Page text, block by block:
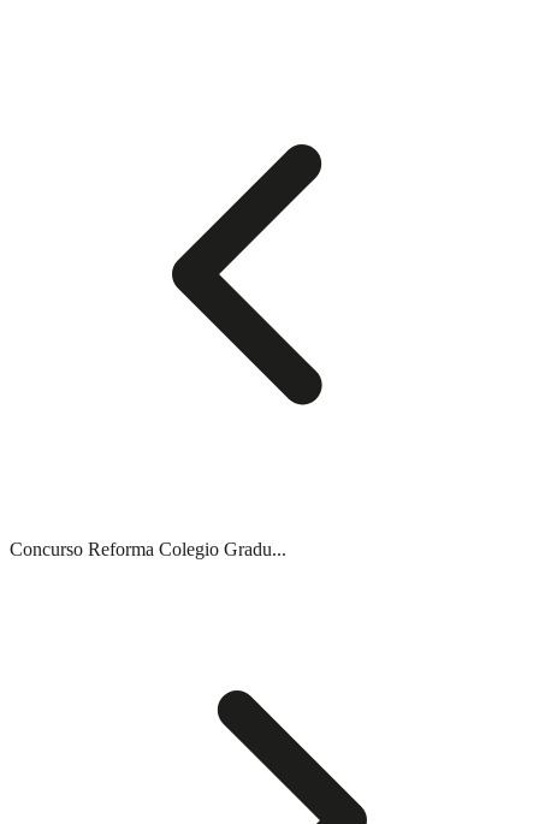
Concurso Reforma Colegio Gradu...